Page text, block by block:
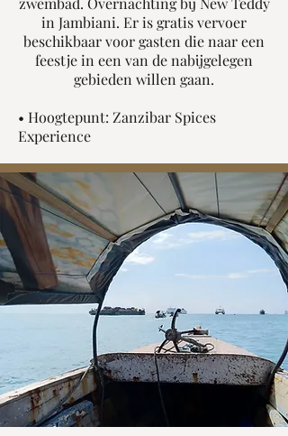
in Jambiani. Er is gratis vervoer
beschikbaar voor gasten die naar een
feestje in een van de nabijgelegen
gebieden willen gaan.
• Hoogtepunt: Zanzibar Spices
Experience